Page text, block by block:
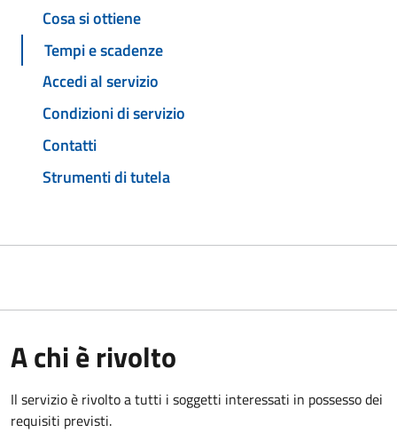
Cosa si ottiene
Tempi e scadenze
Accedi al servizio
Condizioni di servizio
Contatti
Strumenti di tutela
A chi è rivolto
Il servizio è rivolto a tutti i soggetti interessati in possesso dei
requisiti previsti.